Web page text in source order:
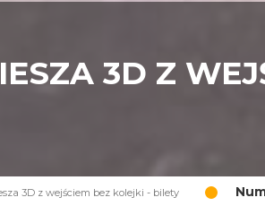
3D Z
3D z wejściem bez kolejki - bilety